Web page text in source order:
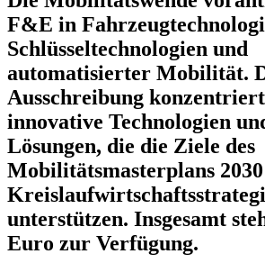
F&E in
Schlüsseltechnologien und
automatisierter Mobilität.
Ausschreibung
innovative Technologien
Lösungen, die die Ziele des
Mobilitätsmasterplans
unterstützen. Insgesamt
Euro zur Verfügung.